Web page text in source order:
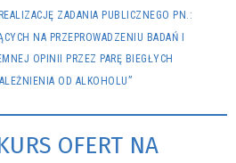
ZADANIA PUBLICZNEGO PN.:
NA PRZEPROWADZENIU BADAŃ I
OPINII PRZEZ PARĘ BIEGŁYCH
OD ALKOHOLU”
OFERT NA